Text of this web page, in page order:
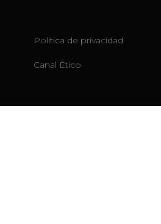
Política de privacidad
Canal Ético